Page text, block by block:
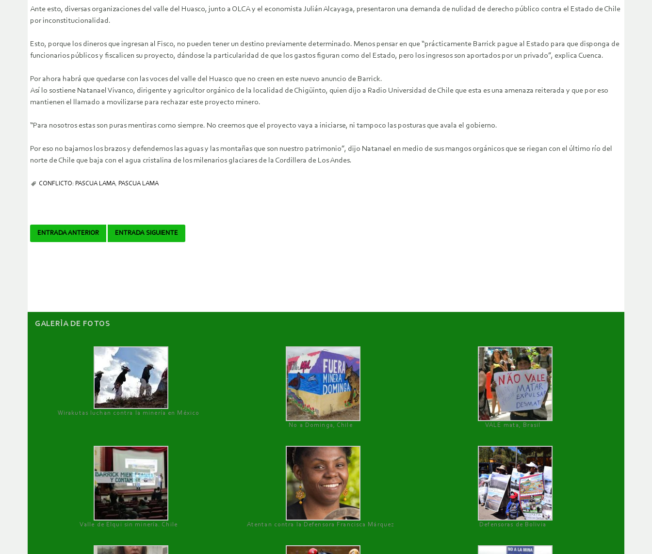
Ante esto, diversas organizaciones del valle del Huasco, junto a OLCA y el economista Julián Alcayaga, presentaron una demanda de nulidad de derecho público contra el Estado de Chile
por inconstitucionalidad.
Esto, porque los dineros que ingresan al Fisco, no pueden tener un destino previamente determinado. Menos pensar en que “prácticamente Barrick pague al Estado para que disponga de
funcionarios públicos y fiscalicen su proyecto, dándose la particularidad de que los gastos figuran como del Estado, pero los ingresos son aportados por un privado”, explica Cuenca.
Por ahora habrá que quedarse con las voces del valle del Huasco que no creen en este nuevo anuncio de Barrick.
Así lo sostiene Natanael Vivanco, dirigente y agricultor orgánico de la localidad de Chigüinto, quien dijo a Radio Universidad de Chile que esta es una amenaza reiterada y que por eso
mantienen el llamado a movilizarse para rechazar este proyecto minero.
“Para nosotros estas son puras mentiras como siempre. No creemos que el proyecto vaya a iniciarse, ni tampoco las posturas que avala el gobierno.
Por eso no bajamos los brazos y defendemos las aguas y las montañas que son nuestro patrimonio”, dijo Natanael en medio de sus mangos orgánicos que se riegan con el último río del
norte de Chile que baja con el agua cristalina de los milenarios glaciares de la Cordillera de Los Andes.
CONFLICTO: PASCUA LAMA, PASCUA LAMA
Navegador
ENTRADA ANTERIOR ENTRADA SIGUIENTE
GALERÌA DE FOTOS
Wirakutas luchan contra la minería en México
No a Dominga, Chile
VALE mata, Brasil
Valle de Elqui sin minería. Chile Atentan contra la Defensora Francisca Márquez Defensoras de Bolivia